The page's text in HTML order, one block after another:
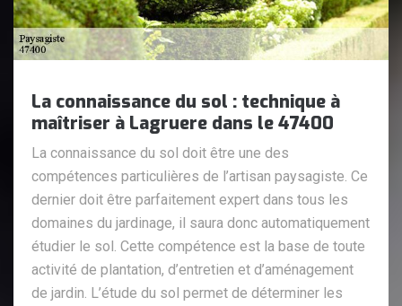
La connaissance du sol : technique à
maîtriser à Lagruere dans le 47400
La connaissance du sol doit être une des
compétences particulières de l’artisan paysagiste. Ce
dernier doit être parfaitement expert dans tous les
domaines du jardinage, il saura donc automatiquement
étudier le sol. Cette compétence est la base de toute
activité de plantation, d’entretien et d’aménagement
de jardin. L’étude du sol permet de déterminer les